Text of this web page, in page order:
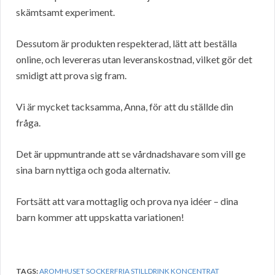
skämtsamt experiment.
Dessutom är produkten respekterad, lätt att beställa
online, och levereras utan leveranskostnad, vilket gör det
smidigt att prova sig fram.
Vi är mycket tacksamma, Anna, för att du ställde din
fråga.
Det är uppmuntrande att se vårdnadshavare som vill ge
sina barn nyttiga och goda alternativ.
Fortsätt att vara mottaglig och prova nya idéer – dina
barn kommer att uppskatta variationen!
TAGS:AROMHUSET SOCKERFRIA STILLDRINK KONCENTRAT